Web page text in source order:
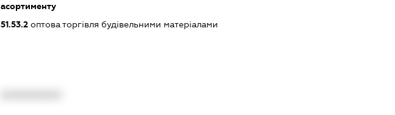
асортименту
51.53.2оптова торгівля будівельними матеріалами